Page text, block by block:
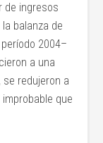
de ingresos
balanza de
2004–
a una
se redujeron a
que